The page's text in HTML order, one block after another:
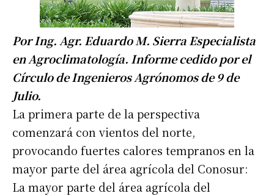
Por Ing. Agr. Eduardo M. Sierra Especialista
en Agroclimatología. Informe cedido por el
Círculo de Ingenieros Agrónomos de 9 de
Julio.
La primera parte de la perspectiva
comenzará con vientos del norte,
provocando fuertes calores tempranos en la
mayor parte del área agrícola del Conosur:
La mayor parte del área agrícola del